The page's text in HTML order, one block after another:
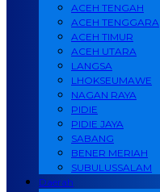
ACEH TENGAH
ACEH TENGGARA
ACEH TIMUR
ACEH UTARA
LANGSA
LHOKSEUMAWE
NAGAN RAYA
PIDIE
PIDIE JAYA
SABANG
BENER MERIAH
SUBULUSSALAM
Daerah